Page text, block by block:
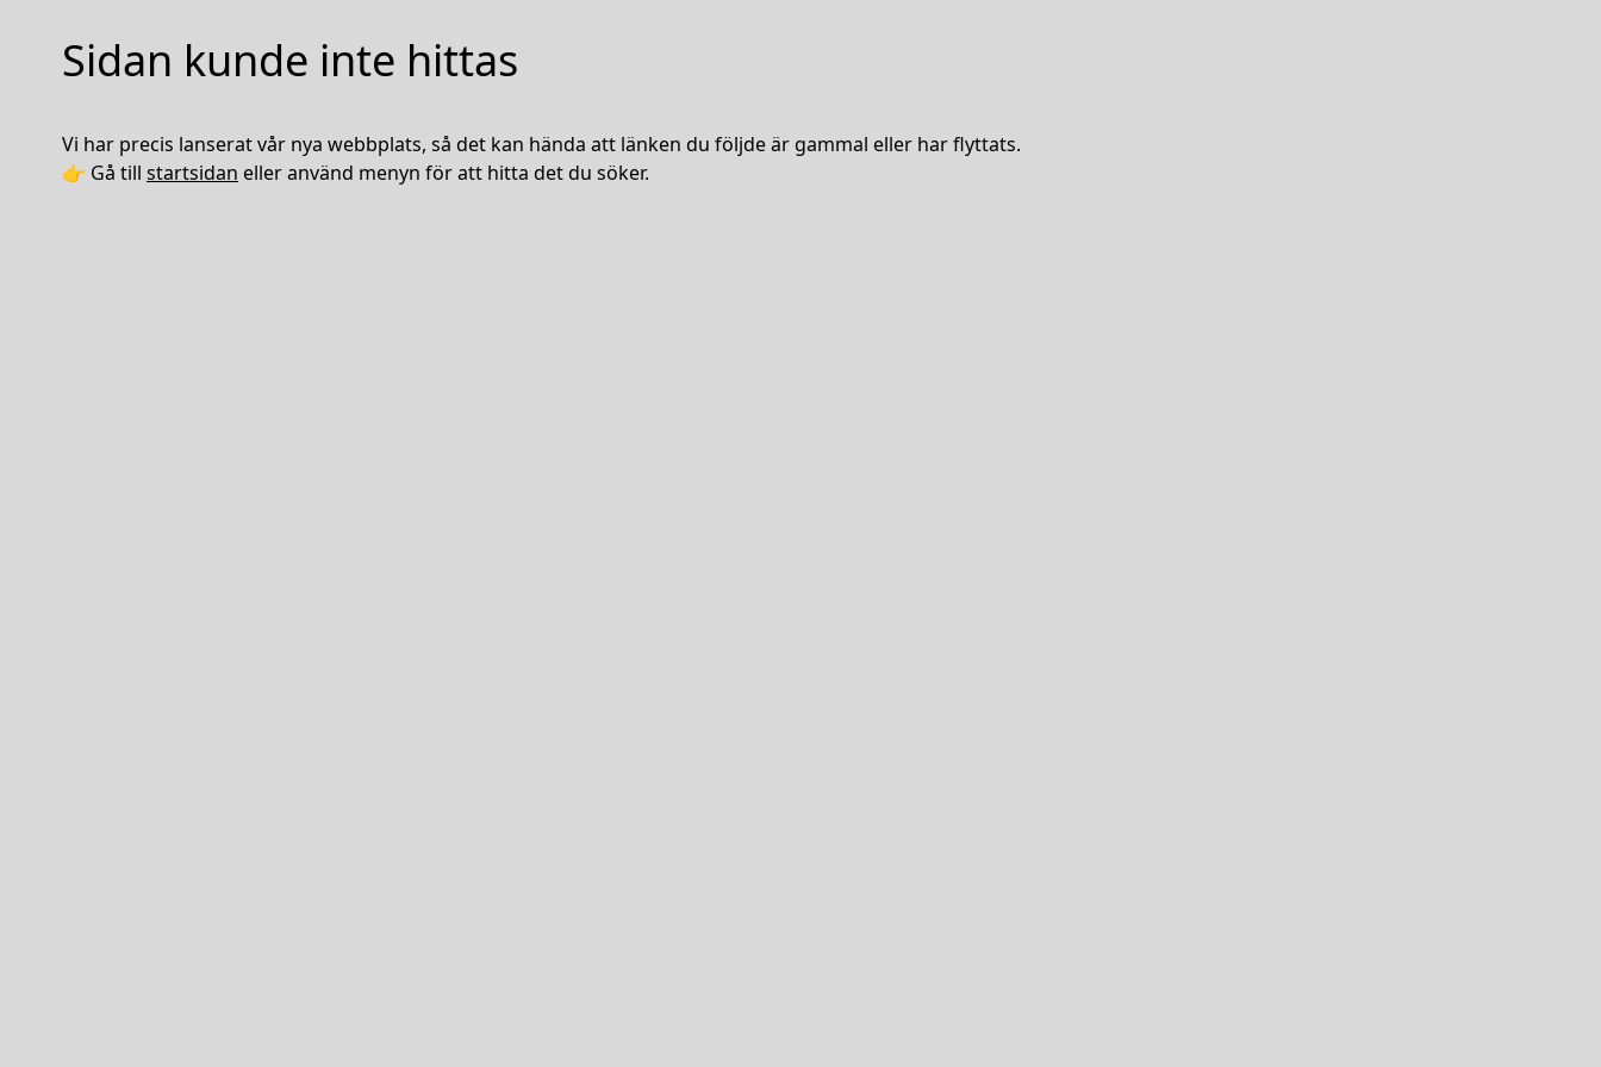
Sidan kunde inte hittas
Vi har precis lanserat vår nya webbplats, så det kan hända att länken du följde är gammal eller har flyttats.
👉 Gå till startsidan eller använd menyn för att hitta det du söker.